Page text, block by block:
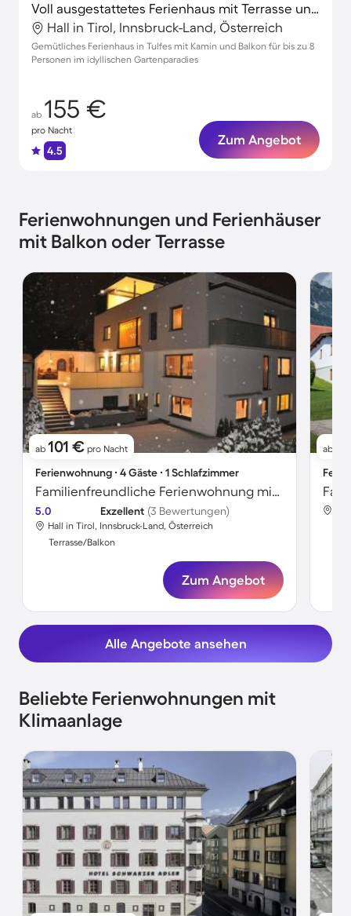
Voll ausgestattetes Ferienhaus mit Terrasse und Garten | Bergblick
Hall in Tirol, Innsbruck-Land, Österreich
Gemütliches Ferienhaus in Tulfes mit Kamin und Balkon für bis zu 8
Personen im idyllischen Gartenparadies
ab 155 €
pro Nacht
4.5
Zum Angebot
Ferienwohnungen und Ferienhäuser
mit Balkon oder Terrasse
ab 101 € pro Nacht
Ferienwohnung ∙ 4 Gäste ∙ 1 Schlafzimmer
Familienfreundliche Ferienwohnung mit Terrasse
5.0 Exzellent (3 Bewertungen)
Hall in Tirol, Innsbruck-Land, Österreich
Terrasse/Balkon
Zum Angebot
ab
Alle Angebote ansehen
Beliebte Ferienwohnungen mit
Klimaanlage